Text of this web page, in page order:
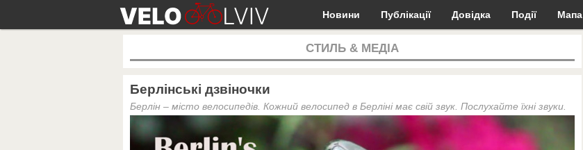
Новини Публікації Довідка Події Мапа
СТИЛЬ & МЕДІА
Берлінські дзвіночки
Берлін – місто велосипедів. Кожний велосипед в Берліні має свій звук. Послухайте їхні звуки.